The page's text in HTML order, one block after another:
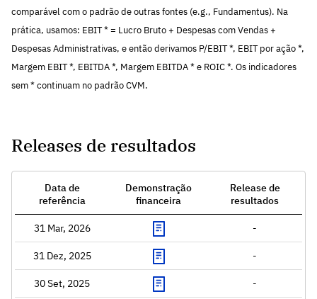
comparável com o padrão de outras fontes (e.g., Fundamentus). Na
prática, usamos: EBIT * = Lucro Bruto + Despesas com Vendas +
Despesas Administrativas, e então derivamos P/EBIT *, EBIT por ação *,
Margem EBIT *, EBITDA *, Margem EBITDA * e ROIC *. Os indicadores
sem * continuam no padrão CVM.
Releases de resultados
Data de
referência
Demonstração
financeira
Release de
resultados
31 Mar, 2026 -
31 Dez, 2025 -
30 Set, 2025 -